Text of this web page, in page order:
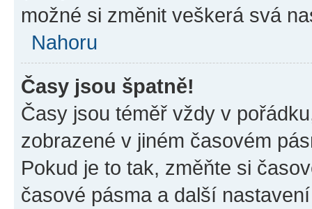
možné si změnit veškerá svá
Nahoru
Časy jsou špatně!
Časy jsou téměř vždy v
zobrazené v jiném časovém
Pokud je to tak, změňte si
časové pásma a další